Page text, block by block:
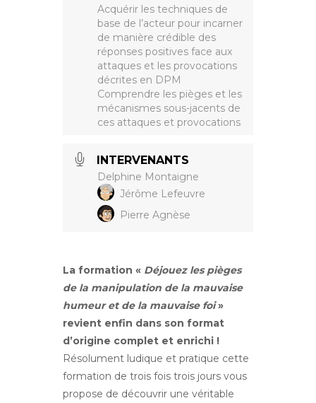
Acquérir les techniques de
base de l’acteur pour incarner
de manière crédible des
réponses positives face aux
attaques et les provocations
décrites en DPM
Comprendre les pièges et les
mécanismes sous-jacents de
ces attaques et provocations
INTERVENANTS
Delphine Montaigne
Jérôme Lefeuvre
Pierre Agnèse
La formation « Déjouez les pièges
de la manipulation de la mauvaise
humeur et de la mauvaise foi»
revient enfin dans son format
d’origine complet et enrichi !
Résolument ludique et pratique cette
formation de trois fois trois jours vous
propose de découvrir une véritable